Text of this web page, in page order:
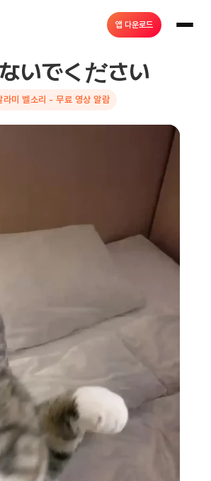
앱 다운로드
いでください
라미 벨소리 - 무료 영상 알람